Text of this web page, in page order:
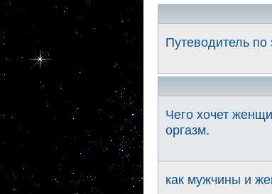
Путеводитель
Чего хочет
оргазм.
как мужчины и